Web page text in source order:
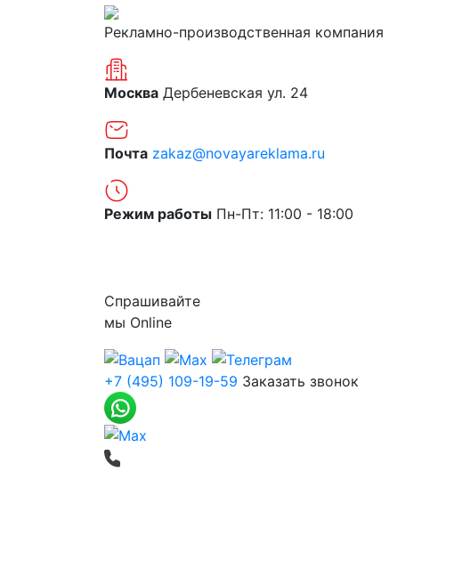
Рекламно-производственная компания
Москва Дербеневская ул. 24
Почта zakaz@novayareklama.ru
Режим работы Пн-Пт: 11:00 - 18:00
Спрашивайте
мы Online
+7 (495) 109-19-59 Заказать звонок